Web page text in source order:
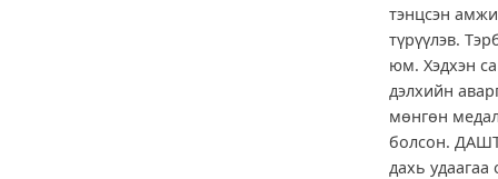
тэнцсэн
түрүүлэв.
юм. Хэдхэн
дэлхийн
мөнгөн
болсон.
дахь